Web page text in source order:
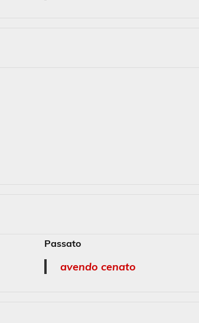
Passato
avendo cenato